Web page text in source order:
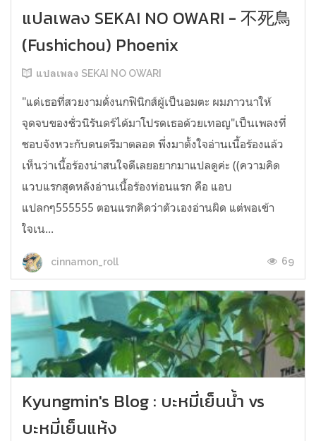
แปลเพลง SEKAI NO OWARI - 不死鳥
(Fushichou) Phoenix
แปลเพลง SEKAI NO OWARI
"แด่เธอที่สวยงามดั่งนกฟินิกส์ผู้เป็นอมตะ ผมภาวนาให้
จุดจบของชั่วนิรันดร์ได้มาโปรดเธอด้วยเทอญ"เป็นเพลงที่
ชอบจังหวะกับดนตรีมาตลอด พึ่งมาตั้งใจอ่านเนื้อร้องแล้ว
เห็นว่าเนื้อร้องน่าสนใจดีเลยอยากมาแปลดูค่ะ ((ความคิด
แวบแรกสุดหลังอ่านเนื้อร้องท่อนแรก คือ แอบ
แปลกๆ555555 ตอนแรกคิดว่าตัวเองอ่านผิด แต่พอเข้า
ใจเน...
cinnamon_roll 69
Kyungmin's Blog : บะหมี่เย็นน้ำ vs
บะหมี่เย็นแห้ง